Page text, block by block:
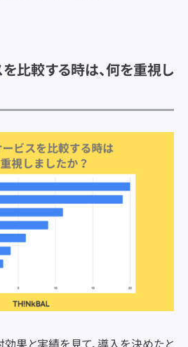
比較する時は、何を重視し
果と実績を見て、導入を決めたと